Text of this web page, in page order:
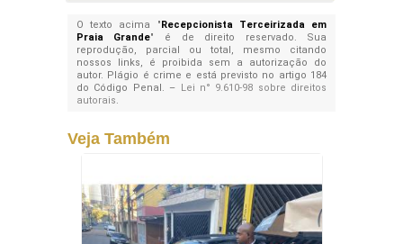
O texto acima "Recepcionista Terceirizada em
Praia Grande" é de direito reservado. Sua
reprodução, parcial ou total, mesmo citando
nossos links, é proibida sem a autorização do
autor. Plágio é crime e está previsto no artigo 184
do Código Penal. – Lei n° 9.610-98 sobre direitos
autorais.
Veja Também